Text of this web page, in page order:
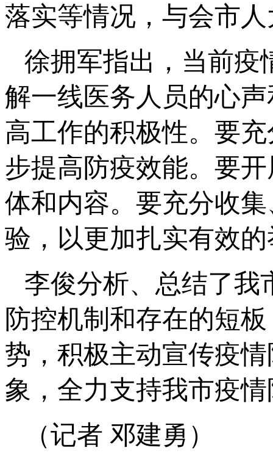
落实等情况，与会市
徐拥军指出，当前疫
解一线医务人员的心
高工作的积极性。要
步提高防疫效能。要
体和内容。要充分收
验，以更加扎实有效
李俊分析、总结了我
防控机制和存在的短
势，积极主动宣传疫
象，全力支持我市疫
（记者 邓建勇）